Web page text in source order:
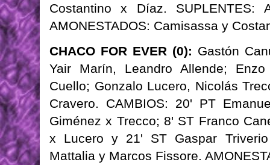
Costantino x Díaz. SUPLENTES:
AMONESTADOS: Camisassa y
CHACO FOR EVER (0): Gastón
Yair Marín, Leandro Allende;
Cuello; Gonzalo Lucero, Nicolás
Cravero. CAMBIOS: 20' PT
Giménez x Trecco; 8' ST Franco
x Lucero y 21' ST Gaspar
Mattalia y Marcos Fissore.